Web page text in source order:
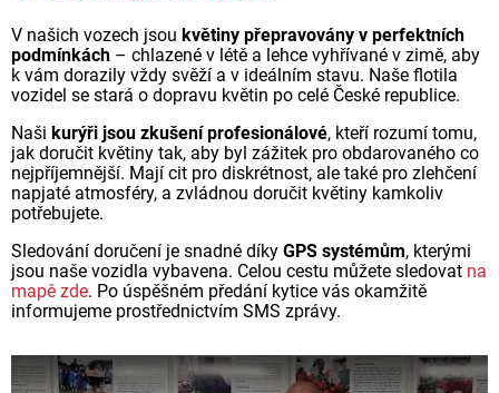
V našich vozech jsou květiny přepravovány v perfektních
podmínkách – chlazené v létě a lehce vyhřívané v zimě, aby
k vám dorazily vždy svěží a v ideálním stavu. Naše flotila
vozidel se stará o dopravu květin po celé České republice.
Naši kurýři jsou zkušení profesionálové, kteří rozumí tomu,
jak doručit květiny tak, aby byl zážitek pro obdarovaného co
nejpříjemnější. Mají cit pro diskrétnost, ale také pro zlehčení
napjaté atmosféry, a zvládnou doručit květiny kamkoliv
potřebujete.
Sledování doručení je snadné díky GPS systémům, kterými
jsou naše vozidla vybavena. Celou cestu můžete sledovat na
mapě zde. Po úspěšném předání kytice vás okamžitě
informujeme prostřednictvím SMS zprávy.